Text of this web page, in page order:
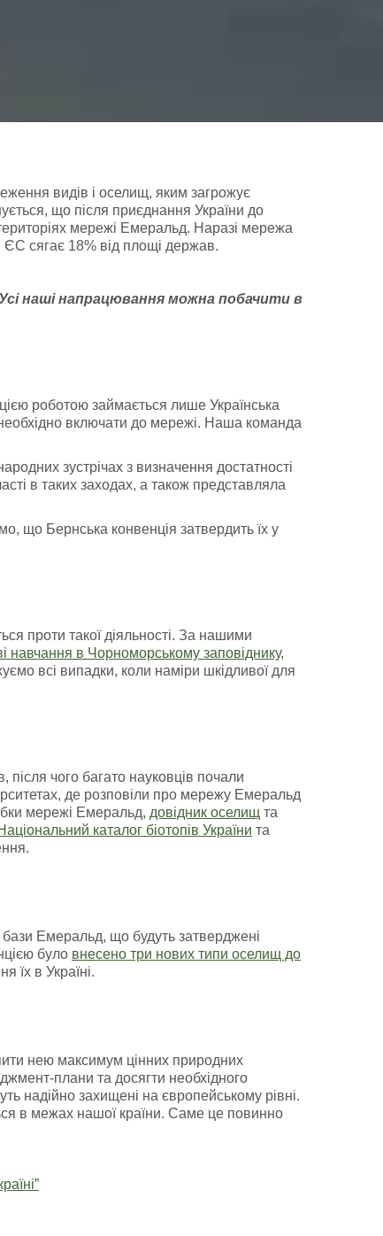
видів і оселищ, яким загрожує
що після приєднання України до
мережі Емеральд. Наразі мережа
ЄС сягає 18% від площі держав.
сі наші напрацювання можна побачити в
роботою займається лише Українська
включати до мережі. Наша команда
зустрічах з визначення достатності
в таких заходах, а також представляла
що Бернська конвенція затвердить їх у
проти такої діяльності. За нашими
навчання в Чорноморському заповіднику,
всі випадки, коли наміри шкідливої для
чого багато науковців почали
де розповіли про мережу Емеральд
мережі Емеральд, довідник оселищ та
каталог біотопів України та
Емеральд, що будуть затверджені
було внесено три нових типи оселищ до
їх в Україні.
нею максимум цінних природних
плани та досягти необхідного
надійно захищені на європейському рівні.
в межах нашої країни. Саме це повинно